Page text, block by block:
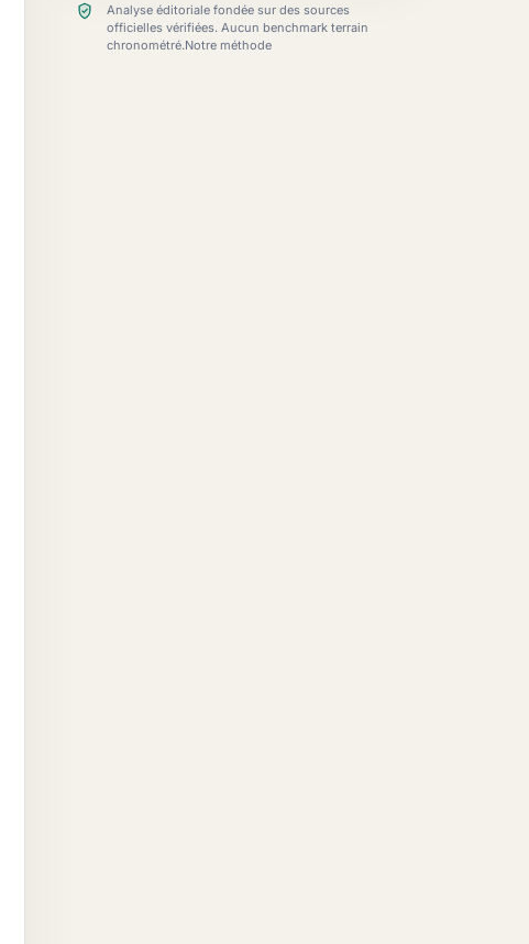
Analyse éditoriale fondée sur des sources
officielles vérifiées. Aucun benchmark terrain
chronométré.Notre méthode